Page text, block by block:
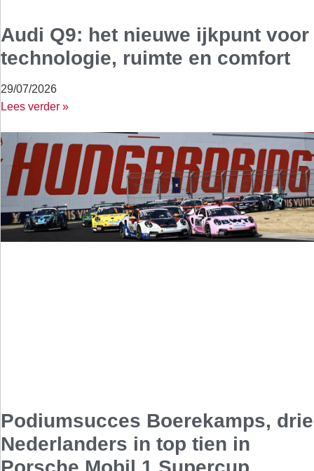
Audi Q9: het nieuwe ijkpunt voor
technologie, ruimte en comfort
29/07/2026
Lees verder »
Podiumsucces Boerekamps, drie
Nederlanders in top tien in